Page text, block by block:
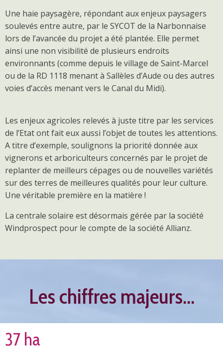
Une haie paysagère, répondant aux enjeux paysagers
soulevés entre autre, par le SYCOT de la Narbonnaise
lors de l’avancée du projet a été plantée. Elle permet
ainsi une non visibilité de plusieurs endroits
environnants (comme depuis le village de Saint-Marcel
ou de la RD 1118 menant à Sallèles d’Aude ou des autres
voies d’accès menant vers le Canal du Midi).
Les enjeux agricoles relevés à juste titre par les services
de l’Etat ont fait eux aussi l’objet de toutes les attentions.
A titre d’exemple, soulignons la priorité donnée aux
vignerons et arboriculteurs concernés par le projet de
replanter de meilleurs cépages ou de nouvelles variétés
sur des terres de meilleures qualités pour leur culture.
Une véritable première en la matière !
La centrale solaire est désormais gérée par la société
Windprospect pour le compte de la société Allianz.
Les chiffres majeurs…
37 ha